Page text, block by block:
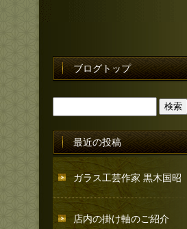
ブログトップ
最近の投稿
店内の掛け軸のご紹介